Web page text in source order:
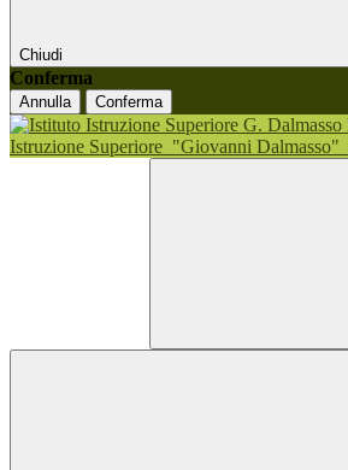
Chiudi
Conferma
Annulla Conferma
Istruzione Superiore "Giovanni Dalmasso"